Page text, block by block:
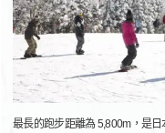
最長的跑步距離為 5,800m，是